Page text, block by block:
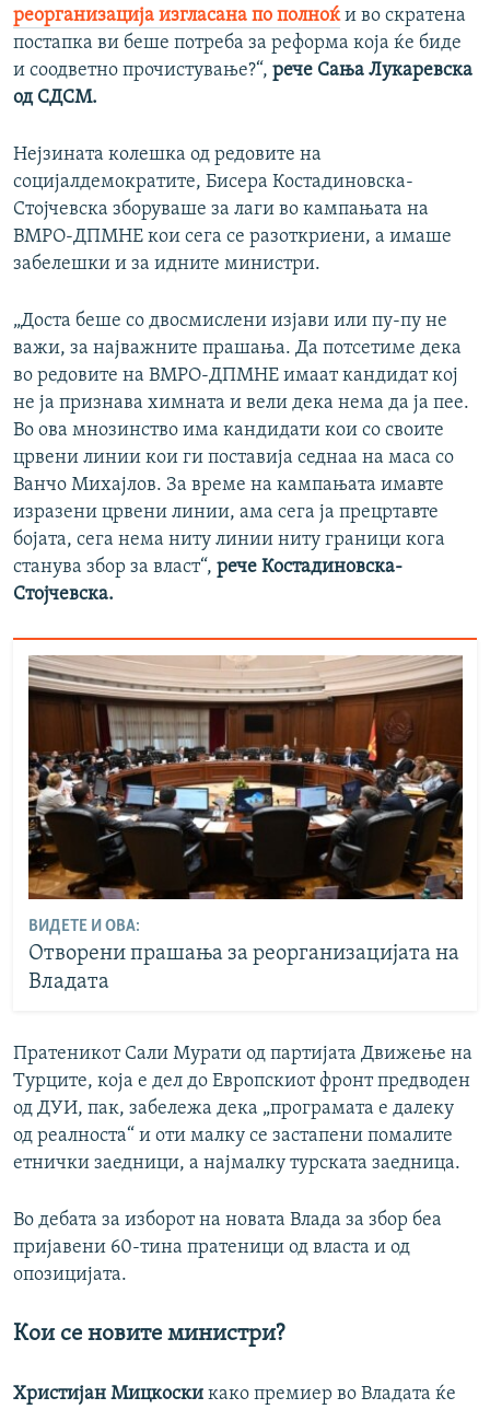
реорганизација изгласана по полноќи во скратена
постапка ви беше потреба за реформа која ќе биде
и соодветно прочистување?“, рече Сања Лукаревска
од СДСМ.
Нејзината колешка од редовите на
социјалдемократите, Бисера Костадиновска-
Стојчевска зборуваше за лаги во кампањата на
ВМРО-ДПМНЕ кои сега се разоткриени, а имаше
забелешки и за идните министри.
„Доста беше со двосмислени изјави или пу-пу не
важи, за најважните прашања. Да потсетиме дека
во редовите на ВМРО-ДПМНЕ имаат кандидат кој
не ја признава химната и вели дека нема да ја пее.
Во ова мнозинство има кандидати кои со своите
црвени линии кои ги поставија седнаа на маса со
Ванчо Михајлов. За време на кампањата имавте
изразени црвени линии, ама сега ја прецртавте
бојата, сега нема ниту линии ниту граници кога
станува збор за власт“, рече Костадиновска-
Стојчевска.
ВИДЕТЕ И ОВА:
Отворени прашања за реорганизацијата на
Владата
Пратеникот Сали Мурати од партијата Движење на
Турците, која е дел до Европскиот фронт предводен
од ДУИ, пак, забележа дека „програмата е далеку
од реалноста“ и оти малку се застапени помалите
етнички заедници, а најмалку турската заедница.
Во дебата за изборот на новата Влада за збор беа
пријавени 60-тина пратеници од власта и од
опозицијата.
Кои се новите министри?
Христијан Мицкоски како премиер во Владата ќе